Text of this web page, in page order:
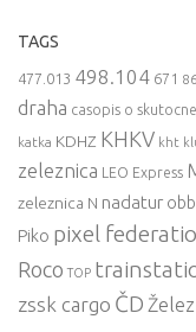
TAGS
477.013 498.104 671
draha casopis o
katka KDHZ KHKV kht
zeleznica LEO Express
zeleznica N nadatur obb
Piko pixel
Roco TOP
zssk cargo ČD